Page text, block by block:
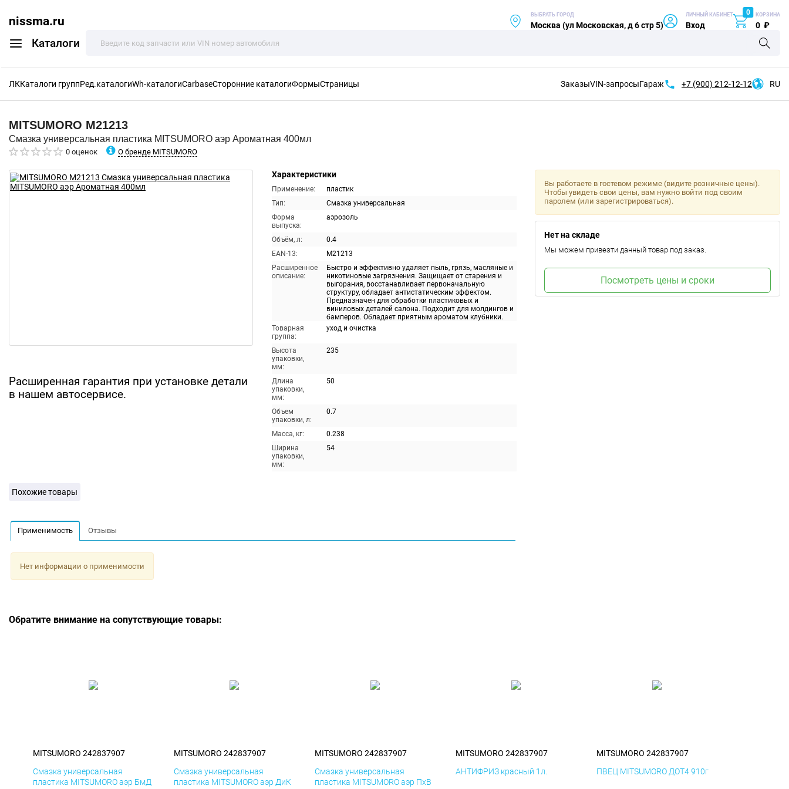
nissma.ru
Каталоги
ВЫБРАТЬ ГОРОД
Москва (ул Московская, д 6 стр 5)
ЛИЧНЫЙ КАБИНЕТ
Вход
0 КОРЗИНА
0 ₽
ЛККаталоги группРед.каталогиWh-каталогиCarbaseСторонние каталогиФормыСтраницы ЗаказыVIN-запросыГараж +7 (900) 212-12-12 RU
MITSUMORO M21213
Смазка универсальная пластика MITSUMORO аэр Ароматная 400мл
0 оценок О бренде MITSUMORO
Расширенная гарантия при установке детали
в нашем автосервисе.
Характеристики
Применение:
пластик
Тип:
Смазка универсальная
Форма
выпуска:
аэрозоль
Объём, л:
0.4
EAN-13:
M21213
Расширенное
описание:
Быстро и эффективно удаляет пыль, грязь, масляные и
никотиновые загрязнения. Защищает от старения и
выгорания, восстанавливает первоначальную
структуру, обладает антистатическим эффектом.
Предназначен для обработки пластиковых и
виниловых деталей салона. Подходит для молдингов и
бамперов. Обладает приятным ароматом клубники.
Товарная
группа:
уход и очистка
Высота
упаковки,
мм:
235
Длина
упаковки,
мм:
50
Объем
упаковки, л:
0.7
Масса, кг:
0.238
Ширина
упаковки,
мм:
54
Вы работаете в гостевом режиме (видите розничные цены).
Чтобы увидеть свои цены, вам нужно войти под своим
паролем (или зарегистрироваться).
Нет на складе
Мы можем привезти данный товар под заказ.
Посмотреть цены и сроки
Похожие товары
Применимость Отзывы
Нет информации о применимости
Обратите внимание на сопутствующие товары:
MITSUMORO 242837907
Смазка универсальная
пластика MITSUMORO аэр БмД
MITSUMORO 242837907
Смазка универсальная
пластика MITSUMORO аэр ДиК
MITSUMORO 242837907
Смазка универсальная
пластика MITSUMORO аэр ПхВ
MITSUMORO 242837907
АНТИФРИЗ красный 1л.
MITSUMORO 242837907
ПВЕЦ MITSUMORO ДОТ4 910г